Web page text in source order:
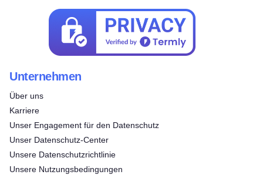
Unternehmen
Über uns
Karriere
Unser Engagement für den Datenschutz
Unser Datenschutz-Center
Unsere Datenschutzrichtlinie
Unsere Nutzungsbedingungen